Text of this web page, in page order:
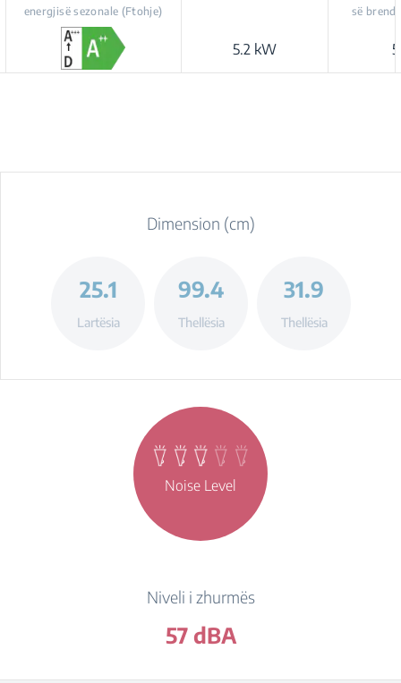
energjisë sezonale (Ftohje)
5.2 kW
së
Dimension (cm)
25.1
Lartësia
99.4
Thellësia
31.9
Thellësia
Noise Level
Niveli i zhurmës
57 dBA